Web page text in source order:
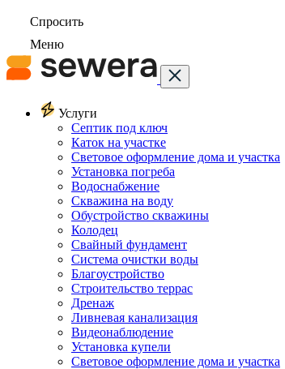
Спросить
Меню
Услуги
Септик под ключ
Каток на участке
Световое оформление дома и участка
Установка погреба
Водоснабжение
Скважина на воду
Обустройство скважины
Колодец
Свайный фундамент
Система очистки воды
Благоустройство
Строительство террас
Дренаж
Ливневая канализация
Видеонаблюдение
Установка купели
Световое оформление дома и участка